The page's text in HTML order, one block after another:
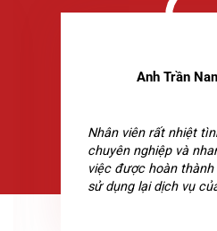
Anh Trần
Nhân viên rất nhiệt
chuyên nghiệp và
việc được hoàn
sử dụng lại dịch vụ